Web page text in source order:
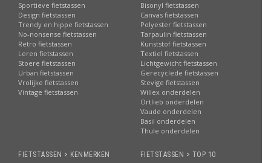
Sportieve fietstassen
Design fietstassen
Trendy en hippe fietstassen
No-nonsense fietstassen
Retro fietstassen
Leren fietstassen
Stoere fietstassen
Urban fietstassen
Vrolijke fietstassen
Vintage fietstassen
Bisonyl fietstassen
Canvas fietstassen
Polyester fietstassen
Tarpaulin fietstassen
Kunststof fietstassen
Textiel fietstassen
Lichtgewicht fietstassen
Gerecyclede fietstassen
Stevige fietstassen
Willex onderdelen
Ortlieb onderdelen
Vaude onderdelen
Basil onderdelen
Thule onderdelen
FIETSTASSEN > KENMERKEN
FIETSTASSEN > TOP 10